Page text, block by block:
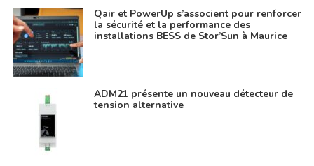
Qair et PowerUp s’associent pour renforcer
la sécurité et la performance des
installations BESS de Stor’Sun à Maurice
ADM21 présente un nouveau détecteur de
tension alternative